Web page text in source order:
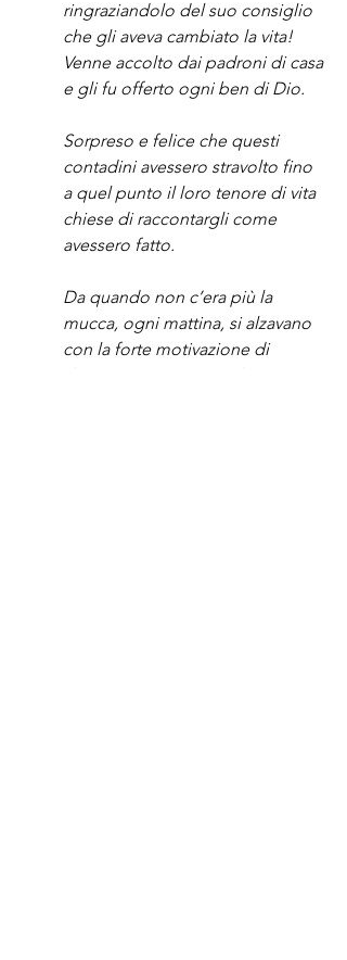
ringraziandolo del suo consiglio
che gli aveva cambiato la vita!
Venne accolto dai padroni di casa
e gli fu offerto ogni ben di Dio.
Sorpreso e felice che questi
contadini avessero stravolto fino
a quel punto il loro tenore di vita
chiese di raccontargli come
avessero fatto.
Da quando non c’era più la
mucca, ogni mattina, si alzavano
con la forte motivazione di